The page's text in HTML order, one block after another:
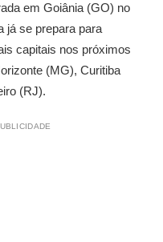
em Goiânia (GO) no
já se prepara para
capitais nos próximos
(MG), Curitiba
(RJ).